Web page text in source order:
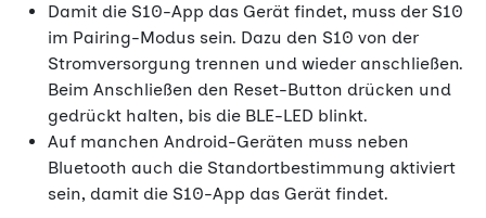
Damit die S10-App das Gerät findet, muss der S10
im Pairing-Modus sein. Dazu den S10 von der
Stromversorgung trennen und wieder anschließen.
Beim Anschließen den Reset-Button drücken und
gedrückt halten, bis die BLE-LED blinkt.
Auf manchen Android-Geräten muss neben
Bluetooth auch die Standortbestimmung aktiviert
sein, damit die S10-App das Gerät findet.